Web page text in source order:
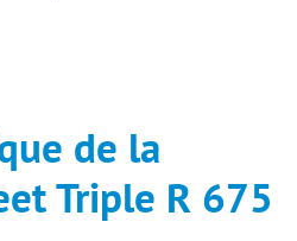
de la
Triple R 675